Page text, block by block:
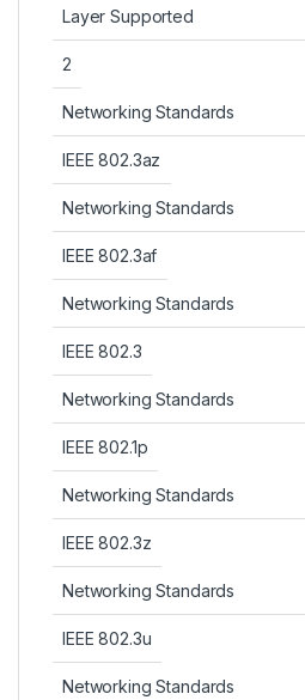
Layer Supported
2
Networking Standards
IEEE 802.3az
Networking Standards
IEEE 802.3af
Networking Standards
IEEE 802.3
Networking Standards
IEEE 802.1p
Networking Standards
IEEE 802.3z
Networking Standards
IEEE 802.3u
Networking Standards